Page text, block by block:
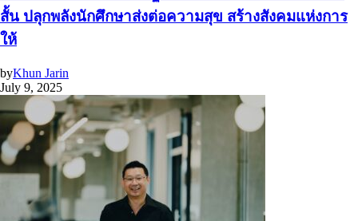
สั้น ปลุกพลังนักศึกษาส่งต่อความสุข สร้างสังคมแห่งการ
ให้
byKhun Jarin
July 9, 2025